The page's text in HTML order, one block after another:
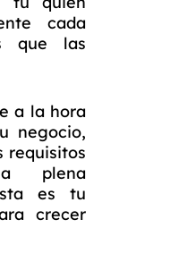
cada
que las
a la hora
negocio,
requisitos
plena
es tu
crecer